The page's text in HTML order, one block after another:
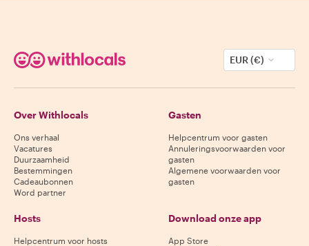
EUR (€)
Over Withlocals
Ons verhaal
Vacatures
Duurzaamheid
Bestemmingen
Cadeaubonnen
Word partner
Gasten
Helpcentrum voor gasten
Annuleringsvoorwaarden voor
gasten
Algemene voorwaarden voor
gasten
Hosts
Helpcentrum voor hosts
Download onze app
App Store